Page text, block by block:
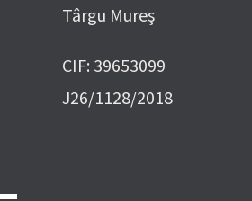
Târgu Mureș
CIF: 39653099
J26/1128/2018